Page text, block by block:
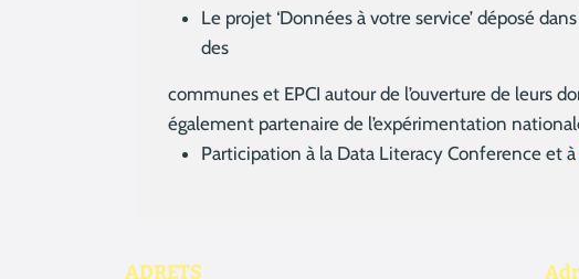
Le projet ‘Données à votre service’ déposé
des
communes et EPCI autour de l’ouverture de leurs
également partenaire de l’expérimentation
Participation à la Data Literacy Conference et à
ADRETS